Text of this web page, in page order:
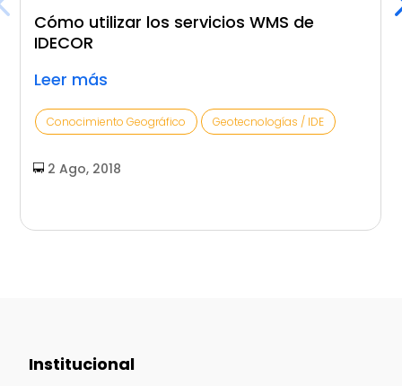
Cómo utilizar los servicios WMS de
IDECOR
Leer más
Conocimiento Geográfico Geotecnologías / IDE
2 Ago, 2018
Institucional